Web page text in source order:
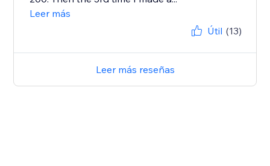
Leer más
Útil (13)
Leer más reseñas